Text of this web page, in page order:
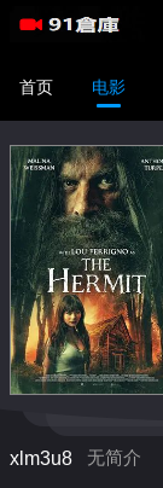
首页 电影
xlm3u8 无简介